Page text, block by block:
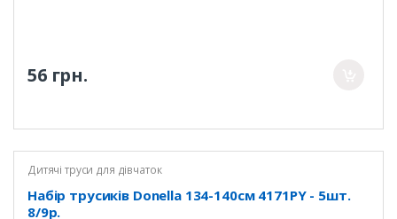
56 грн.
Дитячі труси для дівчаток
Набір трусиків Donella 134-140см 4171PY - 5шт.
8/9р.